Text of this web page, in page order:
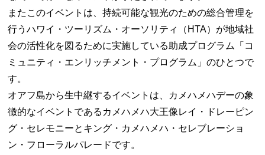
またこのイベントは、持続可能な観光のための総合管理を
行うハワイ・ツーリズム・オーソリティ（HTA）が地域社
会の活性化を図るために実施している助成プログラム「コ
ミュニティ・エンリッチメント・プログラム」のひとつで
す。
オアフ島から生中継するイベントは、カメハメハデーの象
徴的なイベントであるカメハメハ大王像レイ・ドレーピン
グ・セレモニーとキング・カメハメハ・セレブレーショ
ン・フローラルパレードです。